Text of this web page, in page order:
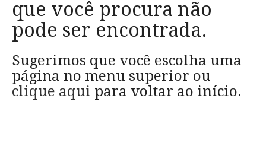
que você procura não
pode ser encontrada.
Sugerimos que você escolha uma
página no menu superior ou
clique aqui para voltar ao início.